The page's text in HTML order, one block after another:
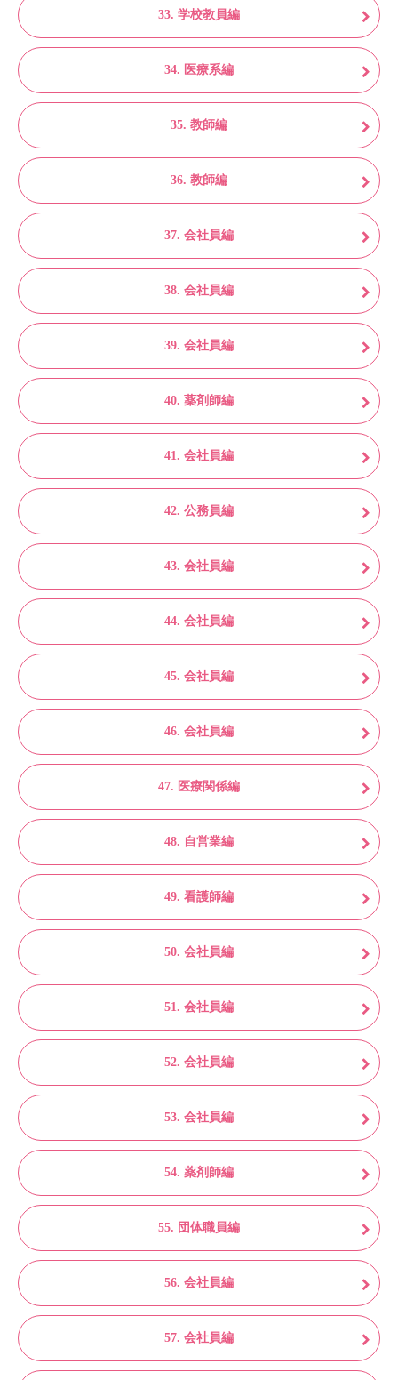
33. 学校教員編
34. 医療系編
35. 教師編
36. 教師編
37. 会社員編
38. 会社員編
39. 会社員編
40. 薬剤師編
41. 会社員編
42. 公務員編
43. 会社員編
44. 会社員編
45. 会社員編
46. 会社員編
47. 医療関係編
48. 自営業編
49. 看護師編
50. 会社員編
51. 会社員編
52. 会社員編
53. 会社員編
54. 薬剤師編
55. 団体職員編
56. 会社員編
57. 会社員編